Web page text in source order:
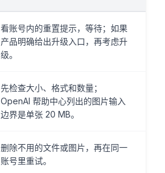
看账号内的重置提示，等待；如果
产品明确给出升级入口，再考虑升
级。
先检查大小、格式和数量；
OpenAI 帮助中心列出的图片输入
边界是单张 20 MB。
删除不用的文件或图片，再在同一
账号里重试。